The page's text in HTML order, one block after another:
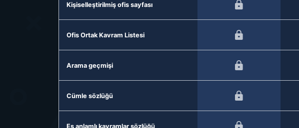
Kişiselleştirilmiş ofis sayfası
Ofis Ortak Kavram Listesi
Arama geçmişi
Cümle sözlüğü
Eş anlamlı kavramlar sözlüğü